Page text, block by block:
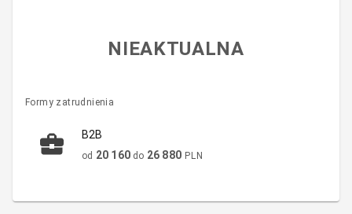
NIEAKTUALNA
Formy zatrudnienia
B2B
od 20 160 do 26 880 PLN